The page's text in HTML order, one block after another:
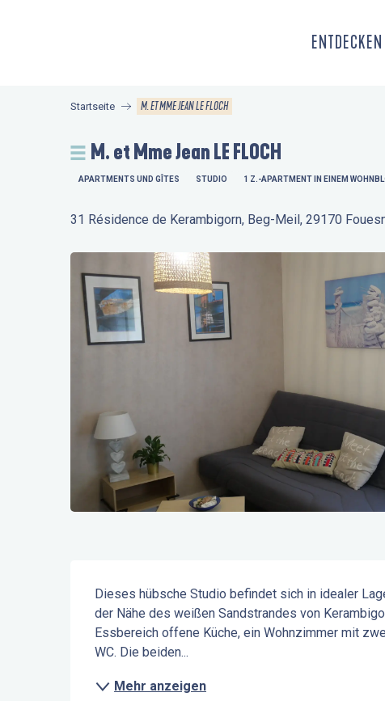
Startseite M. ET MME JEAN LE FLOCH
M. et Mme Jean LE FLOCH
APARTMENTS UND GÎTES STUDIO 1 Z.-APARTMENT IN EINEM
31 Résidence de Kerambigorn, Beg-Meil, 29170
Beschreibung
Dieses hübsche Studio befindet sich in idealer
der Nähe des weißen Sandstrandes von
Essbereich offene Küche, ein Wohnzimmer mit
WC. Die beiden...
Mehr anzeigen